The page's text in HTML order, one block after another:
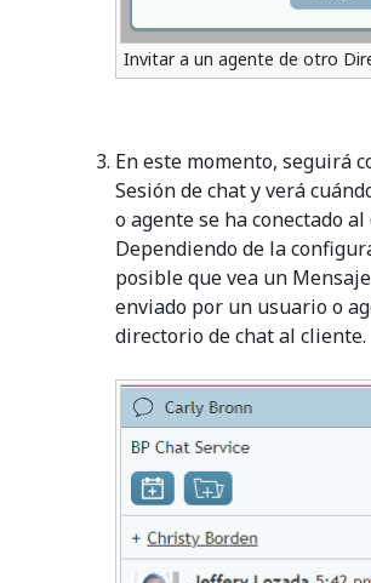
Invitar a un agente de otro
En este momento, seguirá
Sesión de chat y verá
o agente se ha conectado al
Dependiendo de la
posible que vea un
enviado por un usuario o
directorio de chat al cliente.